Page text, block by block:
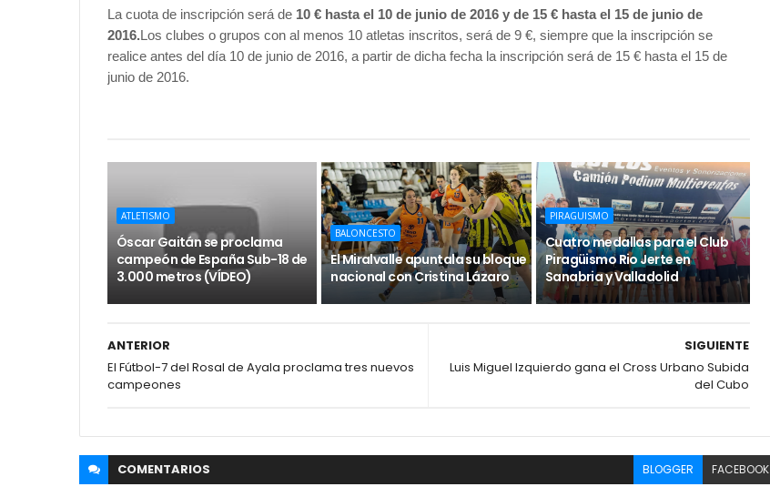
La cuota de inscripción será de 10 € hasta el 10 de junio de 2016 y de 15 € hasta el 15 de junio de
2016.Los clubes o grupos con al menos 10 atletas inscritos, será de 9 €, siempre que la inscripción se
realice antes del día 10 de junio de 2016, a partir de dicha fecha la inscripción será de 15 € hasta el 15 de
junio de 2016.
ATLETISMO
Óscar Gaitán se proclama
campeón de España Sub-18 de
3.000 metros (VÍDEO)
BALONCESTO
El Miralvalle apuntala su bloque
nacional con Cristina Lázaro
PIRAGUISMO
Cuatro medallas para el Club
Piragüismo Rio Jerte en
Sanabria y Valladolid
SIGUIENTE
Luis Miguel Izquierdo gana el Cross Urbano Subida
del Cubo
ANTERIOR
El Fútbol-7 del Rosal de Ayala proclama tres nuevos
campeones
COMENTARIOS BLOGGER FACEBOOK